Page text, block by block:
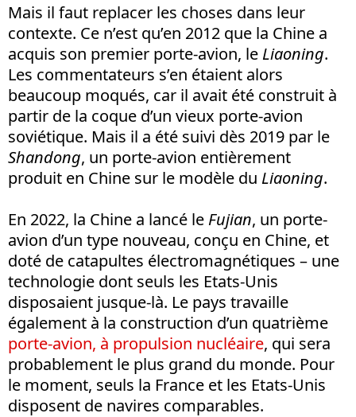
Mais il faut replacer les choses dans leur
contexte. Ce n’est qu’en 2012 que la Chine a
acquis son premier porte-avion, le Liaoning.
Les commentateurs s’en étaient alors
beaucoup moqués, car il avait été construit à
partir de la coque d’un vieux porte-avion
soviétique. Mais il a été suivi dès 2019 par le
Shandong, un porte-avion entièrement
produit en Chine sur le modèle du Liaoning.
En 2022, la Chine a lancé le Fujian, un porte-
avion d’un type nouveau, conçu en Chine, et
doté de catapultes électromagnétiques – une
technologie dont seuls les Etats-Unis
disposaient jusque-là. Le pays travaille
également à la construction d’un quatrième
porte-avion, à propulsion nucléaire, qui sera
probablement le plus grand du monde. Pour
le moment, seuls la France et les Etats-Unis
disposent de navires comparables.